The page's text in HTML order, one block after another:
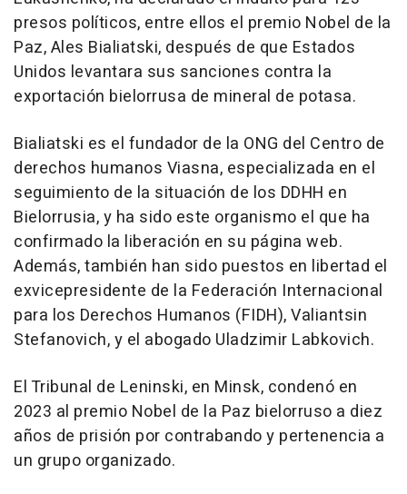
presos políticos, entre ellos el premio Nobel de la
Paz, Ales Bialiatski, después de que Estados
Unidos levantara sus sanciones contra la
exportación bielorrusa de mineral de potasa.
Bialiatski es el fundador de la ONG del Centro de
derechos humanos Viasna, especializada en el
seguimiento de la situación de los DDHH en
Bielorrusia, y ha sido este organismo el que ha
confirmado la liberación en su página web.
Además, también han sido puestos en libertad el
exvicepresidente de la Federación Internacional
para los Derechos Humanos (FIDH), Valiantsin
Stefanovich, y el abogado Uladzimir Labkovich.
El Tribunal de Leninski, en Minsk, condenó en
2023 al premio Nobel de la Paz bielorruso a diez
años de prisión por contrabando y pertenencia a
un grupo organizado.